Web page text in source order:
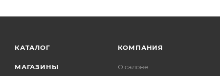
КАТАЛОГ
МАГАЗИНЫ
КОМПАНИЯ
О салоне